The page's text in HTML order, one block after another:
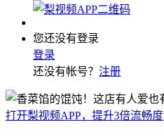
您还没有登录
登录
还没有帐号？ 注册
打开梨视频APP，提升3倍流畅度